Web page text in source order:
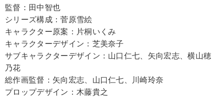
監督：田中智也
シリーズ構成：菅原雪絵
キャラクター原案：片桐いくみ
キャラクターデザイン：芝美奈子
サブキャラクターデザイン：山口仁七、矢向宏志、横山穂
乃花
総作画監督：矢向宏志、山口仁七、川崎玲奈
プロップデザイン：木藤貴之